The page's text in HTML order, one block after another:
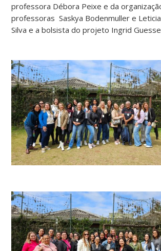
professora Débora Peixe e da
professoras Saskya Bodenmuller e
Silva e a bolsista do projeto Ingrid